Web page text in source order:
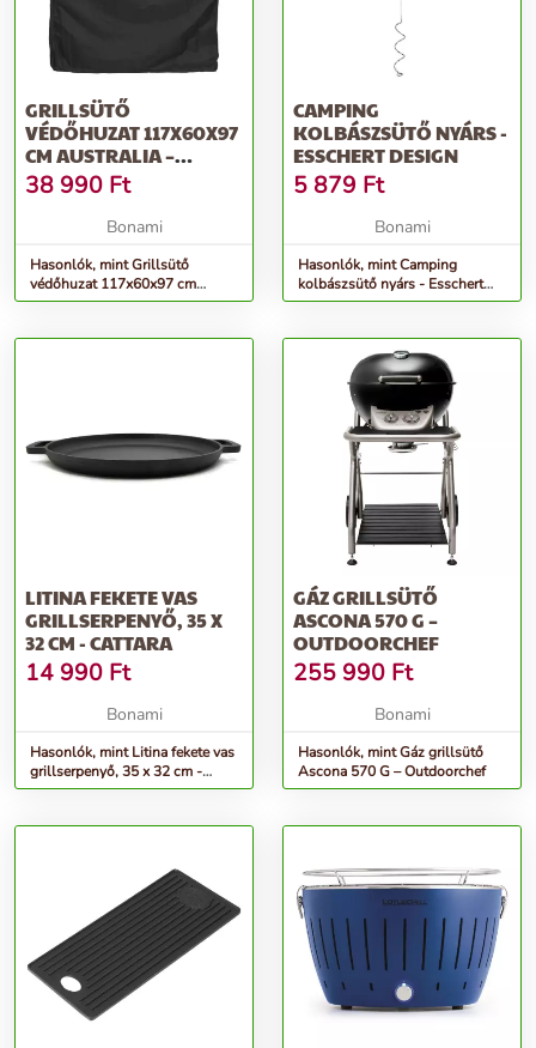
GRILLSÜTŐ
VÉDŐHUZAT 117X60X97
CM AUSTRALIA –
OUTDOORCHEF
38 990 Ft
Bonami
Hasonlók, mint Grillsütő
védőhuzat 117x60x97 cm
Australia – Outdoorchef
CAMPING
KOLBÁSZSÜTŐ NYÁRS -
ESSCHERT DESIGN
5 879 Ft
Bonami
Hasonlók, mint Camping
kolbászsütő nyárs - Esschert
Design
LITINA FEKETE VAS
GRILLSERPENYŐ, 35 X
32 CM - CATTARA
14 990 Ft
Bonami
Hasonlók, mint Litina fekete vas
grillserpenyő, 35 x 32 cm -
Cattara
GÁZ GRILLSÜTŐ
ASCONA 570 G –
OUTDOORCHEF
255 990 Ft
Bonami
Hasonlók, mint Gáz grillsütő
Ascona 570 G – Outdoorchef